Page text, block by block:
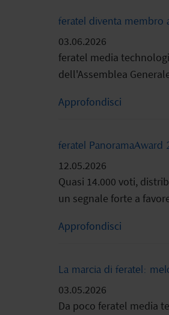
feratel diventa membro
03.06.2026
feratel media
dell'Assemblea
Approfondisci
feratel
12.05.2026
Quasi 14.000 voti,
un segnale forte a
Approfondisci
La marcia di feratel:
03.05.2026
Da poco feratel media